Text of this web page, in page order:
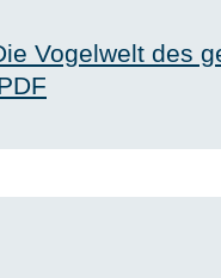
Vogelwelt des